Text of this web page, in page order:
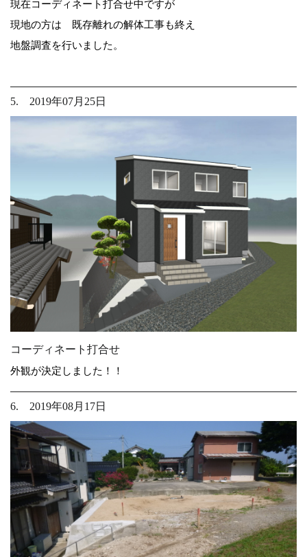
現在コーディネート打合せ中ですが
現地の方は 既存離れの解体工事も終え
地盤調査を行いました。
5. 2019年07月25日
コーディネート打合せ
外観が決定しました！！
6. 2019年08月17日